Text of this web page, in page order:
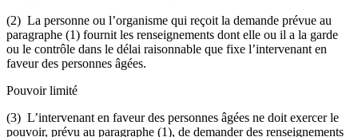
(2) La personne ou l’organisme qui reçoit la demande prévue au
paragraphe (1) fournit les renseignements dont elle ou il a la garde
ou le contrôle dans le délai raisonnable que fixe l’intervenant en
faveur des personnes âgées.
Pouvoir limité
(3) L’intervenant en faveur des personnes âgées ne doit exercer le
pouvoir, prévu au paragraphe (1), de demander des renseignements